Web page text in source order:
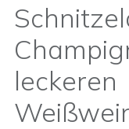
leckeren